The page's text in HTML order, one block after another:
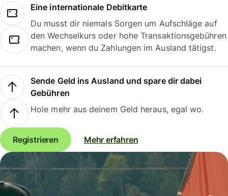
Eine internationale Debitkarte
Du musst dir niemals Sorgen um Aufschläge auf
den Wechselkurs oder hohe Transaktionsgebühren
machen, wenn du Zahlungen im Ausland tätigst.
Sende Geld ins Ausland und spare dir dabei
Gebühren
Hole mehr aus deinem Geld heraus, egal wo.
Registrieren Mehr erfahren